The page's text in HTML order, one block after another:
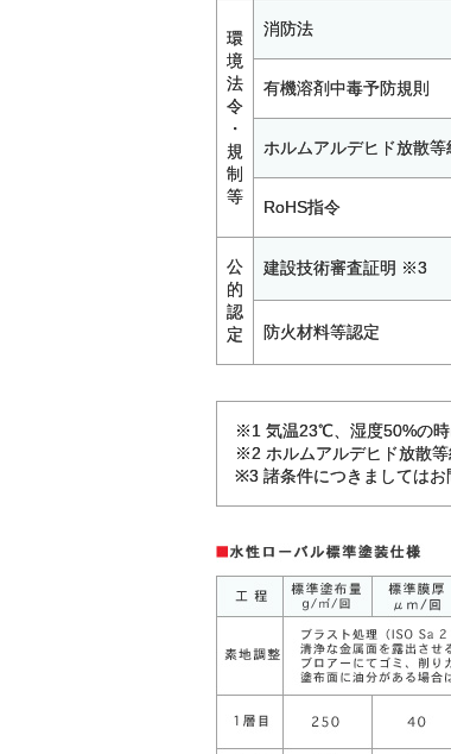
環
境
法
令
・
規
制
等
消防法
有機溶剤中毒予防規則
ホルムアルデヒド放散
RoHS指令
公
的
認
定
建設技術審査証明 ※3
防火材料等認定
※1 気温23℃、湿度50%の時
※2 ホルムアルデヒド放散
※3 諸条件につきましてはお